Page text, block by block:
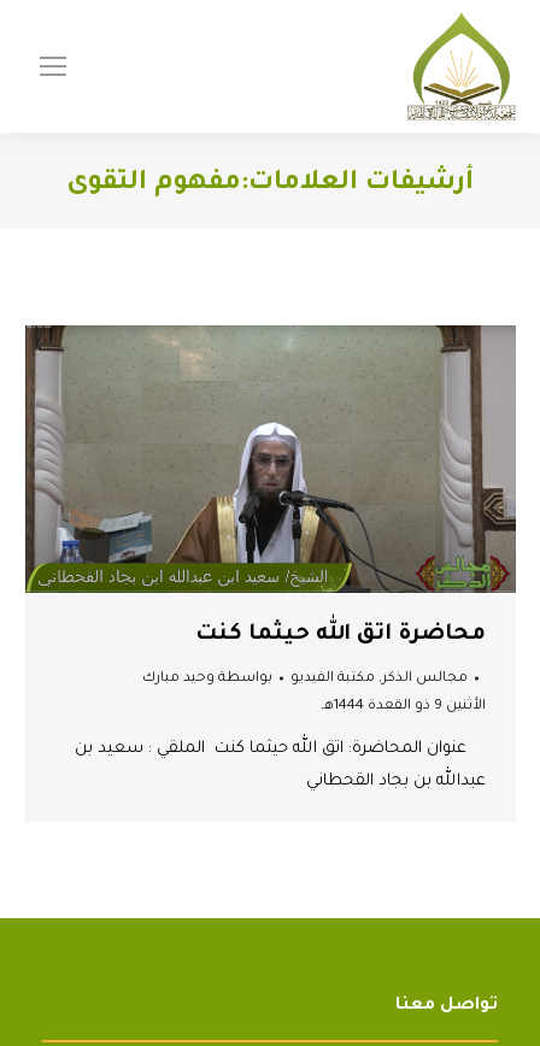
أرشيفات العلامات:مفهوم التقوى
محاضرة اتق الله حيثما كنت
مجالس الذكر, مكتبة الفيديو بواسطة وحيد مبارك
الأثنين 9 ذو القعدة 1444هـ
عنوان المحاضرة: اتق الله حيثما كنت الملقي : سعيد بن
عبدالله بن بجاد القحطاني
تواصل معنا